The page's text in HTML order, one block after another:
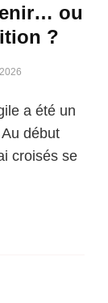
ou
?
a été un
début
croisés se